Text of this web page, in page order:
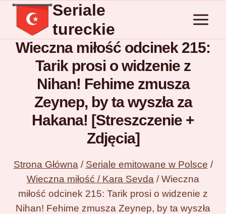
Przejdź
treści
Seriale
tureckie
Wieczna miłość odcinek 215:
Tarik prosi o widzenie z
Nihan! Fehime zmusza
Zeynep, by ta wyszła za
Hakana! [Streszczenie +
Zdjęcia]
Strona Główna / Seriale emitowane w Polsce /
Wieczna miłość / Kara Sevda / Wieczna
miłość odcinek 215: Tarik prosi o widzenie z
Nihan! Fehime zmusza Zeynep, by ta wyszła